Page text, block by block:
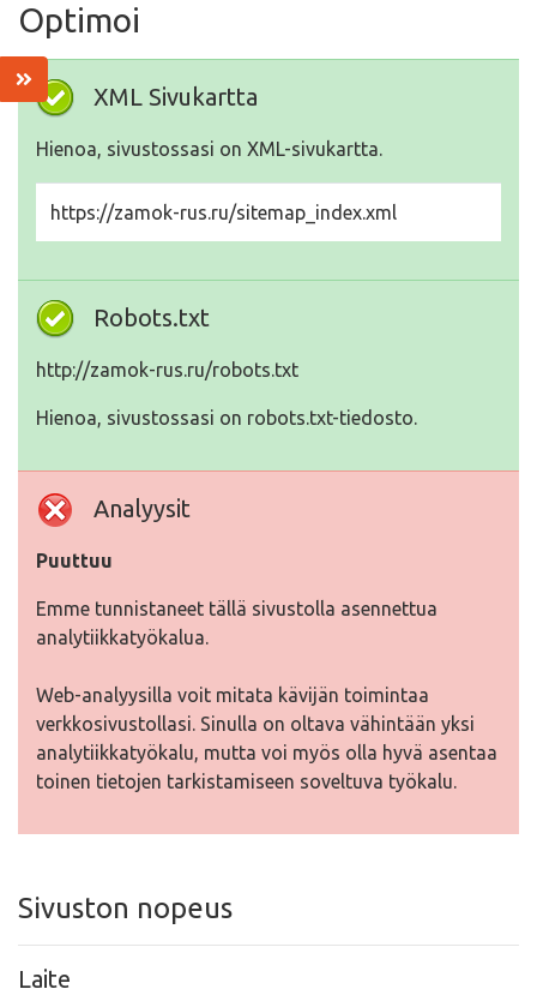
Optimoi
XML Sivukartta
Hienoa, sivustossasi on XML-sivukartta.
https://zamok-rus.ru/sitemap_index.xml
Robots.txt
http://zamok-rus.ru/robots.txt
Hienoa, sivustossasi on robots.txt-tiedosto.
Analyysit
Puuttuu
Emme tunnistaneet tällä sivustolla asennettua
analytiikkatyökalua.
Web-analyysilla voit mitata kävijän toimintaa
verkkosivustollasi. Sinulla on oltava vähintään yksi
analytiikkatyökalu, mutta voi myös olla hyvä asentaa
toinen tietojen tarkistamiseen soveltuva työkalu.
Sivuston nopeus
Laite